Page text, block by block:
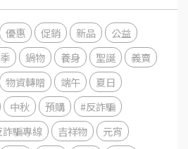
優惠 促銷 新品
公益
鍋物 養身 聖誕
義賣
物資轉贈 端午
夏日
中秋 預購
#反詐騙
騙專線 吉祥物
元宵